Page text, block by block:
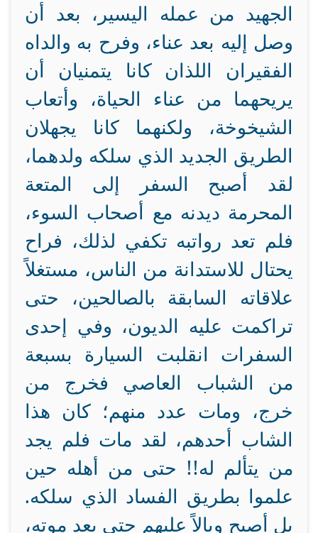
الجهيد من عمله اليسير، بعد أن
وصل إليه بعد عناء، وفرح به والداه
الفقيران اللذان كانا يتمنيان أن
يريحهما من عناء الحياة، وأتعاب
الشيخوخة، ولكنهما كانا يجهلان
الطريق الجديد الذي سلكه ولدهما،
لقد أصبح السفر إلى المتعة
المحرمة ديدنه مع أصحاب السوء،
فلم تعد رواتبه تكفي لذلك، فراح
يحتال للاستدانة من الناس، مستغلاً
علاقاته السابقة بالصالحين، حتى
تراكمت عليه الديون، وفي إحدى
السفرات انقلبت السيارة بسبعة
من الشباب العاصي فخرج من
خرج، ومات عدد منهم؛ كان هذا
الشاب أحدهم، لقد مات فلم يجد
من يتألم له!! حتى من أهله حين
علموا بطريق الفساد الذي سلكه.
بل أصبح وبالاً عليهم حتى بعد موته،